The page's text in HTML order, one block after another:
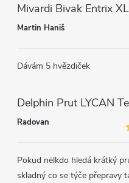
Mivardi Bivak Entrix XL
Martin Haniš
Dávám 5 hvězdiček
Radovan
Pokud nėlkdo hledá krátký
skladný co se týče přepravy